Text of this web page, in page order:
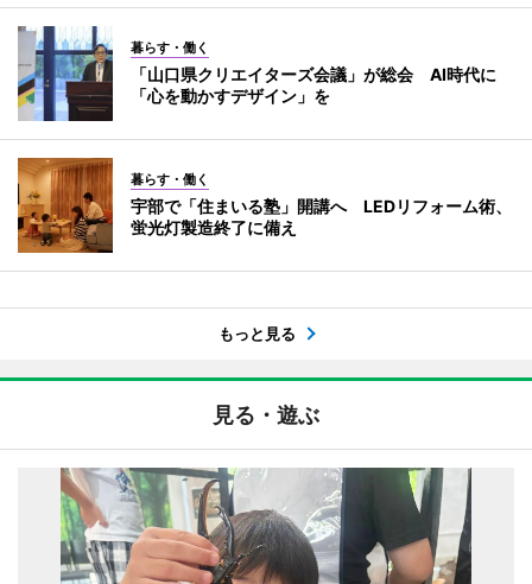
暮らす・働く
「山口県クリエイターズ会議」が総会 AI時代に
「心を動かすデザイン」を
暮らす・働く
宇部で「住まいる塾」開講へ LEDリフォーム術、
蛍光灯製造終了に備え
もっと見る
見る・遊ぶ